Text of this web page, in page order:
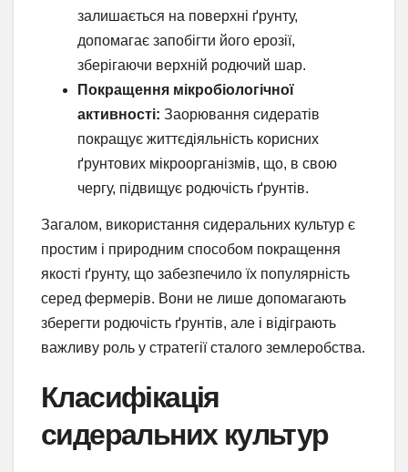
залишається на поверхні ґрунту,
допомагає запобігти його ерозії,
зберігаючи верхній родючий шар.
Покращення мікробіологічної
активності: Заорювання сидератів
покращує життєдіяльність корисних
ґрунтових мікроорганізмів, що, в свою
чергу, підвищує родючість ґрунтів.
Загалом, використання сидеральних культур є
простим і природним способом покращення
якості ґрунту, що забезпечило їх популярність
серед фермерів. Вони не лише допомагають
зберегти родючість ґрунтів, але і відіграють
важливу роль у стратегії сталого землеробства.
Класифікація
сидеральних культур